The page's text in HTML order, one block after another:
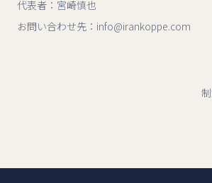
代表者：宮崎慎也
お問い合わせ先：info@irankoppe.com